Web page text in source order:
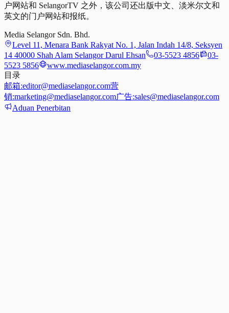
户网站和 SelangorTV 之外，该公司还出版中文、淡米尔文和
英文的门户网站和报纸。
Media Selangor Sdn. Bhd.
Level 11, Menara Bank Rakyat No. 1, Jalan Indah 14/8, Seksyen
14 40000 Shah Alam Selangor Darul Ehsan
03-5523 4856
03-
5523 5856
www.mediaselangor.com.my
目录
邮箱:editor@mediaselangor.com营
销:marketing@mediaselangor.com广告:sales@mediaselangor.com
Aduan Penerbitan